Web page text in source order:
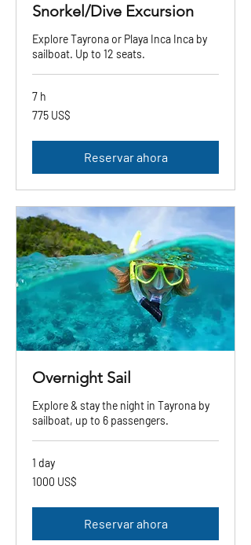
Snorkel/Dive Excursion
Explore Tayrona or Playa Inca Inca by
sailboat. Up to 12 seats.
7 h
775
dólares
775 US$
Reservar ahora
Overnight Sail
Explore & stay the night in Tayrona by
sailboat, up to 6 passengers.
1 day
1000
dólares
1000 US$
Reservar ahora